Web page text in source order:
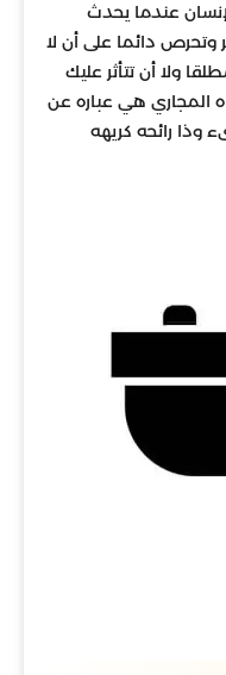
عندما يحدث
وتحرص دائما على أن لا
ولا أن تتأثر عليك
المجاري هي عباره عن
وذا رائحه كريهه